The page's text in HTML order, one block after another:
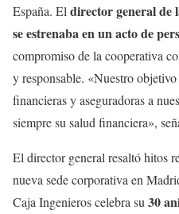
España. El director general de
se estrenaba en un acto de
compromiso de la cooperativa
y responsable. «Nuestro
financieras y aseguradoras a
siempre su salud financiera»,
El director general resaltó hitos
nueva sede corporativa en
Caja Ingenieros celebra su 30